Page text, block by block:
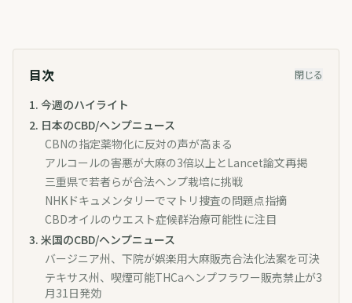
目次 閉じる
1. 今週のハイライト
2. 日本のCBD/ヘンプニュース
CBNの指定薬物化に反対の声が高まる
アルコールの害悪が大麻の3倍以上とLancet論文再掲
三重県で若者らが合法ヘンプ栽培に挑戦
NHKドキュメンタリーでマトリ捜査の問題点指摘
CBDオイルのウエスト症候群治療可能性に注目
3. 米国のCBD/ヘンプニュース
バージニア州、下院が娯楽用大麻販売合法化法案を可決
テキサス州、喫煙可能THCaヘンプフラワー販売禁止が3
月31日発効